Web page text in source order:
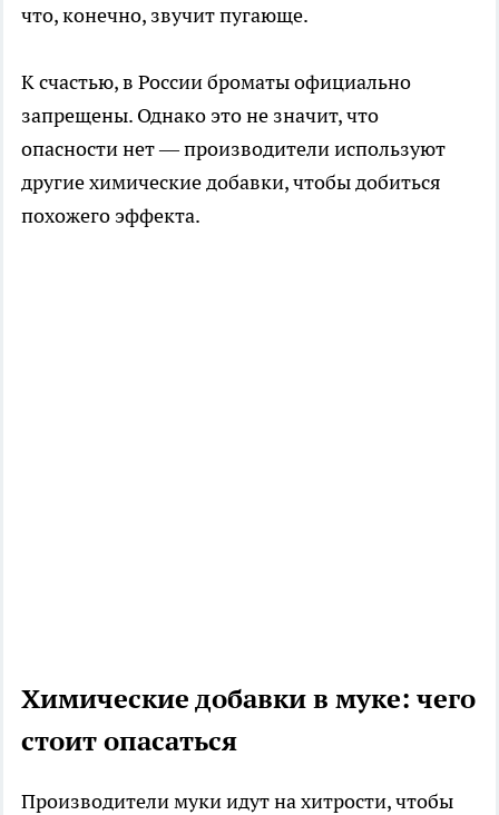
что, конечно, звучит пугающе.
К счастью, в России броматы официально
запрещены. Однако это не значит, что
опасности нет — производители используют
другие химические добавки, чтобы добиться
похожего эффекта.
Химические добавки в муке: чего
стоит опасаться
Производители муки идут на хитрости, чтобы